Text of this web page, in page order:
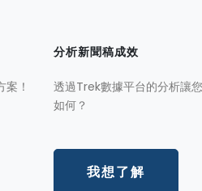
！
分析新聞稿成效
透過Trek數據平台的分析讓
如何？
我想了解